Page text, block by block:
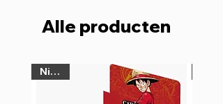
Alle producten
Nieuw